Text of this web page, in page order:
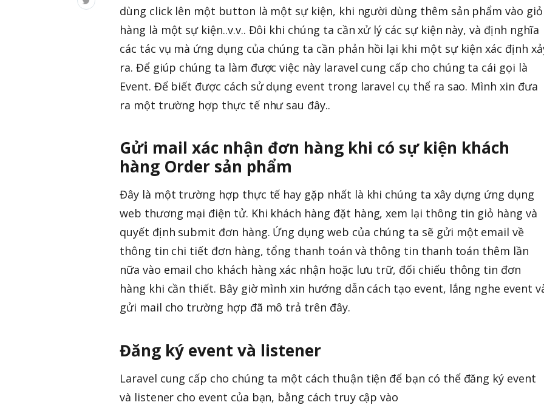
dùng click lên một button là một sự kiện, khi người dùng thêm sản phẩm vào giỏ
hàng là một sự kiện..v.v.. Đôi khi chúng ta cần xử lý các sự kiện này, và định nghĩa
các tác vụ mà ứng dụng của chúng ta cần phản hồi lại khi một sự kiện xác định
ra. Để giúp chúng ta làm được việc này laravel cung cấp cho chúng ta cái gọi là
Event. Để biết được cách sử dụng event trong laravel cụ thể ra sao. Mình xin đưa
ra một trường hợp thực tế như sau đây..
Gửi mail xác nhận đơn hàng khi có sự kiện khách
hàng Order sản phẩm
Đây là một trường hợp thực tế hay gặp nhất là khi chúng ta xây dựng ứng dụng
web thương mại điện tử. Khi khách hàng đặt hàng, xem lại thông tin giỏ hàng và
quyết định submit đơn hàng. Ứng dụng web của chúng ta sẽ gửi một email về
thông tin chi tiết đơn hàng, tổng thanh toán và thông tin thanh toán thêm lần
nữa vào email cho khách hàng xác nhận hoặc lưu trữ, đối chiếu thông tin đơn
hàng khi cần thiết. Bây giờ mình xin hướng dẫn cách tạo event, lắng nghe event
gửi mail cho trường hợp đã mô trả trên đây.
Đăng ký event và listener
Laravel cung cấp cho chúng ta một cách thuận tiện để bạn có thể đăng ký event
và listener cho event của bạn, bằng cách truy cập vào